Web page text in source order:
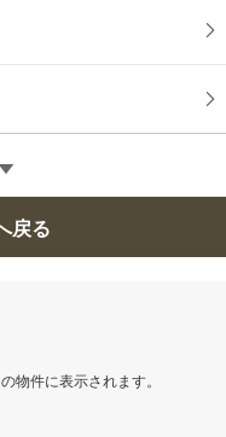
戻る
物件に表示されます。